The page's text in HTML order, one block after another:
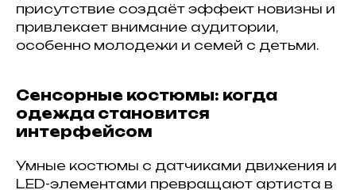
присутствие создаёт эффект новизны и
привлекает внимание аудитории,
особенно молодежи и семей с детьми.
Сенсорные костюмы: когда
одежда становится
интерфейсом
Умные костюмы с датчиками движения и
LED-элементами превращают артиста в